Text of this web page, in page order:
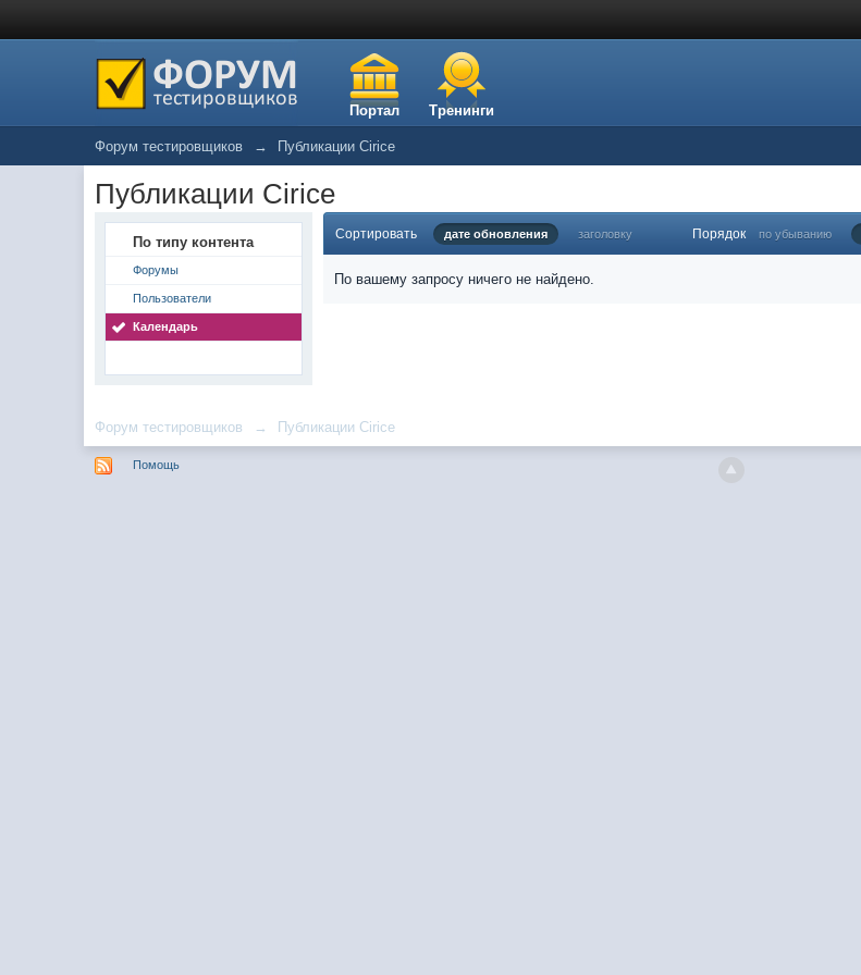
Портал Тренинги
Форум тестировщиков → Публикации Cirice
Публикации Cirice
По типу контента
Форумы
Пользователи
Календарь
Сортировать дате обновления заголовку Порядок по убыванию
По вашему запросу ничего не найдено.
Форум тестировщиков → Публикации Cirice
Помощь